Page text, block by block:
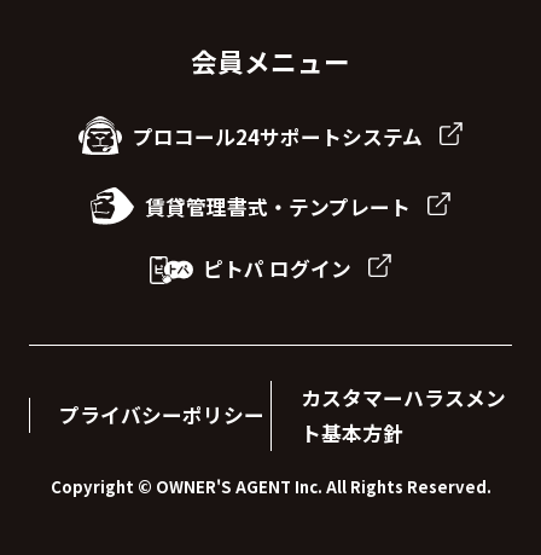
会員メニュー
プロコール24サポートシステム
賃貸管理書式・テンプレート
ピトパ ログイン
プライバシーポリシー
カスタマーハラスメン
ト基本方針
Copyright © OWNER'S AGENT Inc. All Rights Reserved.